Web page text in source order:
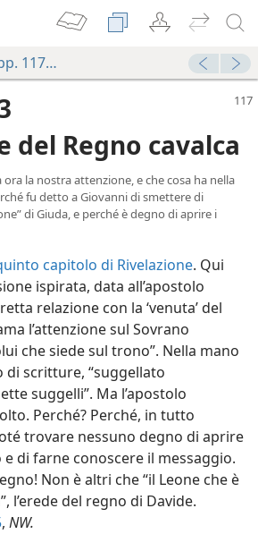
117-126
del Regno cavalca
ora la nostra attenzione, e che cosa ha nella
fu detto a Giovanni di smettere di
di Giuda, e perché è degno di aprire i
capitolo di Rivelazione. Qui
ispirata, data all’apostolo
relazione con la ‘venuta’ del
l’attenzione sul Sovrano
che siede sul trono”. Nella mano
scritture, “suggellato
suggelli”. Ma l’apostolo
Perché? Perché, in tutto
trovare nessuno degno di aprire
di farne conoscere il messaggio.
Non è altri che “il Leone che è
l’erede del regno di Davide.
, NW.